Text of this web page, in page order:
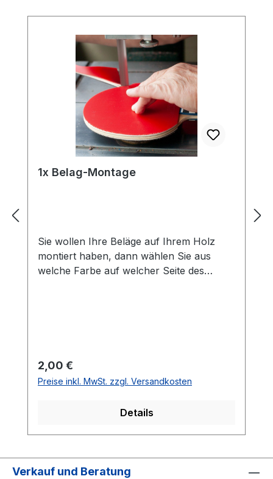
1x Belag-Montage
Sie wollen Ihre Beläge auf Ihrem Holz
montiert haben, dann wählen Sie aus
welche Farbe auf welcher Seite des
inklusive.Bei den Komplettschläger
müssen Sie KEINE Belag-Montage mit in
Regulärer Preis:
2,00 €
Preise inkl. MwSt. zzgl. Versandkosten
Details
Verkauf und Beratung